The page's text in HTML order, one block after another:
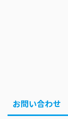
お問い合わせ